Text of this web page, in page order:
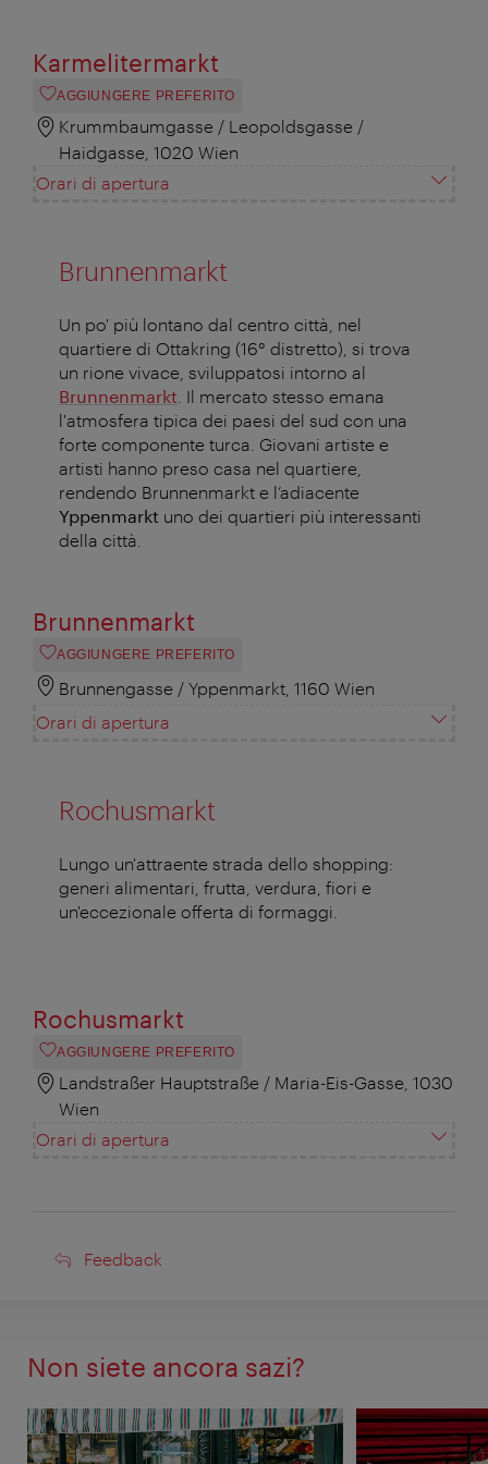
Karmelitermarkt
AGGIUNGERE PREFERITO
Krummbaumgasse / Leopoldsgasse /
Haidgasse, 1020 Wien
Orari di apertura
Brunnenmarkt
Un po' più lontano dal centro città, nel
quartiere di Ottakring (16° distretto), si trova
un rione vivace, sviluppatosi intorno al
Brunnenmarkt . Il mercato stesso emana
l'atmosfera tipica dei paesi del sud con una
forte componente turca. Giovani artiste e
artisti hanno preso casa nel quartiere,
rendendo Brunnenmarkt e l’adiacente
Yppenmarkt uno dei quartieri più interessanti
della città.
Brunnenmarkt
AGGIUNGERE PREFERITO
Brunnengasse / Yppenmarkt, 1160 Wien
Orari di apertura
Rochusmarkt
Lungo un'attraente strada dello shopping:
generi alimentari, frutta, verdura, fiori e
un'eccezionale offerta di formaggi.
Rochusmarkt
AGGIUNGERE PREFERITO
Landstraßer Hauptstraße / Maria-Eis-Gasse, 1030
Wien
Orari di apertura
Feedback
Feedback
Non siete ancora sazi?